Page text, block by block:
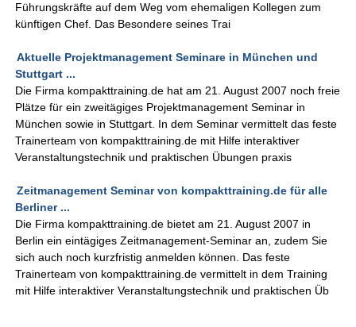
Führungskräfte auf dem Weg vom ehemaligen Kollegen zum
künftigen Chef. Das Besondere seines Trai
Aktuelle Projektmanagement Seminare in München und
Stuttgart ...
Die Firma kompakttraining.de hat am 21. August 2007 noch freie
Plätze für ein zweitägiges Projektmanagement Seminar in
München sowie in Stuttgart. In dem Seminar vermittelt das feste
Trainerteam von kompakttraining.de mit Hilfe interaktiver
Veranstaltungstechnik und praktischen Übungen praxis
Zeitmanagement Seminar von kompakttraining.de für alle
Berliner ...
Die Firma kompakttraining.de bietet am 21. August 2007 in
Berlin ein eintägiges Zeitmanagement-Seminar an, zudem Sie
sich auch noch kurzfristig anmelden können. Das feste
Trainerteam von kompakttraining.de vermittelt in dem Training
mit Hilfe interaktiver Veranstaltungstechnik und praktischen Üb